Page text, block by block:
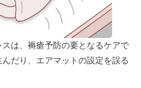
は、褥瘡予防の要となるケアで
だり、エアマットの設定を誤る